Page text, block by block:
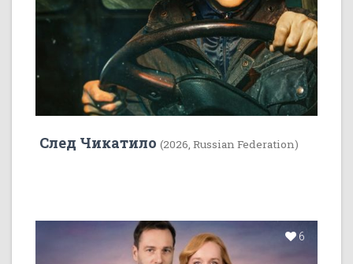
След Чикатило (2026, Russian Federation)
6